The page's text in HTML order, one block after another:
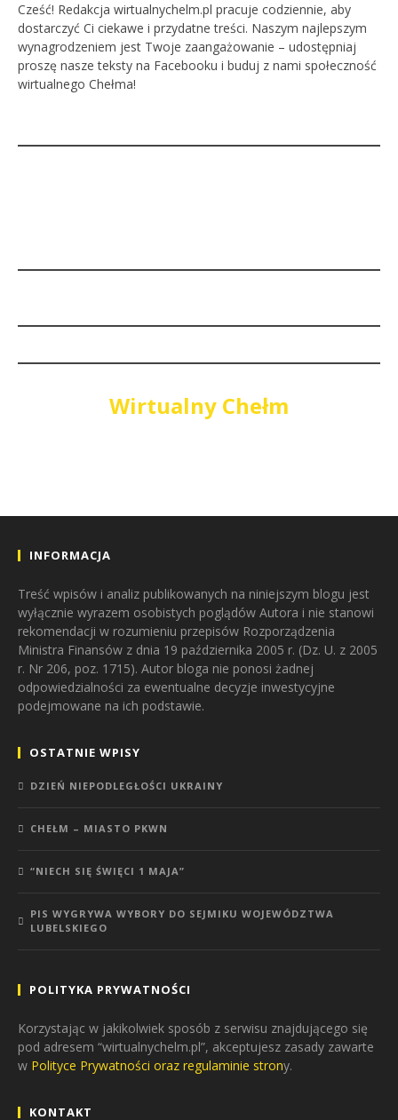
Cześć! Redakcja wirtualnychelm.pl pracuje codziennie, aby
dostarczyć Ci ciekawe i przydatne treści. Naszym najlepszym
wynagrodzeniem jest Twoje zaangażowanie – udostępniaj
proszę nasze teksty na Facebooku i buduj z nami społeczność
wirtualnego Chełma!
Wirtualny Chełm
INFORMACJA
Treść wpisów i analiz publikowanych na niniejszym blogu jest
wyłącznie wyrazem osobistych poglądów Autora i nie stanowi
rekomendacji w rozumieniu przepisów Rozporządzenia
Ministra Finansów z dnia 19 października 2005 r. (Dz. U. z 2005
r. Nr 206, poz. 1715). Autor bloga nie ponosi żadnej
odpowiedzialności za ewentualne decyzje inwestycyjne
podejmowane na ich podstawie.
OSTATNIE WPISY
DZIEŃ NIEPODLEGŁOŚCI UKRAINY
CHEŁM – MIASTO PKWN
“NIECH SIĘ ŚWIĘCI 1 MAJA”
PIS WYGRYWA WYBORY DO SEJMIKU WOJEWÓDZTWA
LUBELSKIEGO
POLITYKA PRYWATNOŚCI
Korzystając w jakikolwiek sposób z serwisu znajdującego się
pod adresem “wirtualnychelm.pl”, akceptujesz zasady zawarte
w Polityce Prywatności oraz regulaminie strony.
KONTAKT